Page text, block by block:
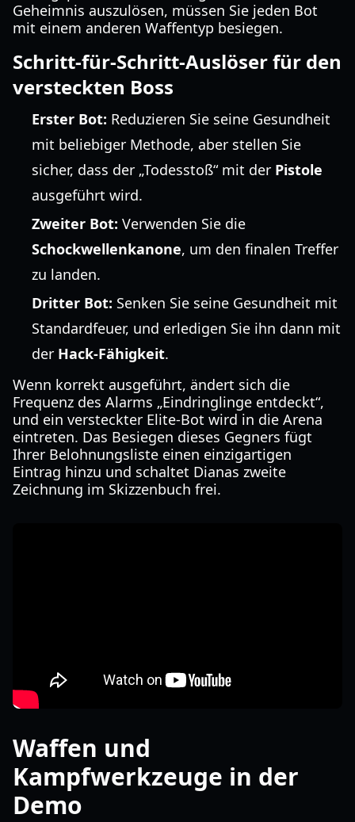
Geheimnis auszulösen, müssen Sie jeden Bot
mit einem anderen Waffentyp besiegen.
Schritt-für-Schritt-Auslöser für den
versteckten Boss
Erster Bot: Reduzieren Sie seine Gesundheit
mit beliebiger Methode, aber stellen Sie
sicher, dass der „Todesstoß“ mit der Pistole
ausgeführt wird.
Zweiter Bot: Verwenden Sie die
Schockwellenkanone, um den finalen Treffer
zu landen.
Dritter Bot: Senken Sie seine Gesundheit mit
Standardfeuer, und erledigen Sie ihn dann mit
der Hack-Fähigkeit.
Wenn korrekt ausgeführt, ändert sich die
Frequenz des Alarms „Eindringlinge entdeckt“,
und ein versteckter Elite-Bot wird in die Arena
eintreten. Das Besiegen dieses Gegners fügt
Ihrer Belohnungsliste einen einzigartigen
Eintrag hinzu und schaltet Dianas zweite
Zeichnung im Skizzenbuch frei.
Waffen und
Kampfwerkzeuge in der
Demo